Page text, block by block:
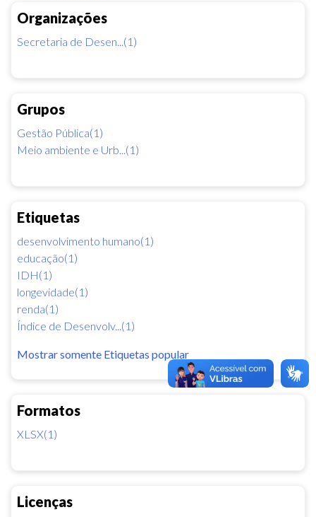
Organizações
Secretaria de Desen...(1)
Grupos
Gestão Pública(1)
Meio ambiente e Urb...(1)
Etiquetas
desenvolvimento humano(1)
educação(1)
IDH(1)
longevidade(1)
renda(1)
Índice de Desenvolv...(1)
Mostrar somente Etiquetas popular
Formatos
XLSX(1)
Licenças